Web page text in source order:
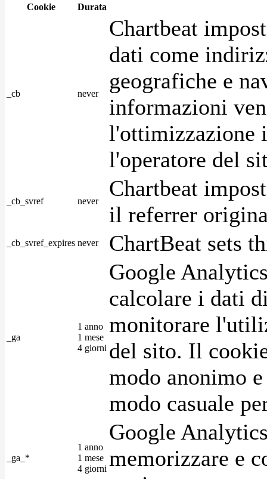
Cookie Durata
_cb never
Chartbeat
dati come
geografiche e
informazioni
l'ottimizzazione
l'operatore del
_cb_svref never
Chartbeat
il referrer
_cb_svref_expires never ChartBeat sets
_ga
1 anno
1 mese
4 giorni
Google
calcolare i dati
monitorare
del sito. Il
modo anonimo
modo casuale
_ga_*
1 anno
1 mese
4 giorni
Google
memorizzare e